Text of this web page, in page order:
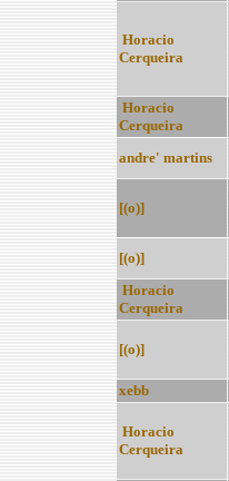
Horacio
Cerqueira
Horacio
Cerqueira
andre' martins
[(o)]
[(o)]
Horacio
Cerqueira
[(o)]
xebb
Horacio
Cerqueira